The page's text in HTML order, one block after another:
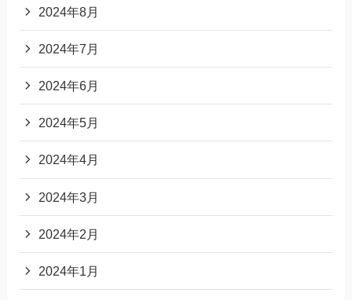
2024年8月
2024年7月
2024年6月
2024年5月
2024年4月
2024年3月
2024年2月
2024年1月